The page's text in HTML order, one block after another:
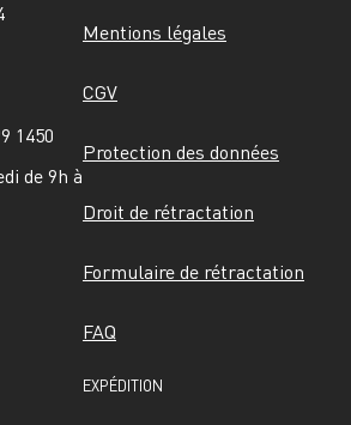
1450
de 9h à
Mentions légales
CGV
Protection des données
Droit de rétractation
Formulaire de rétractation
FAQ
EXPÉDITION